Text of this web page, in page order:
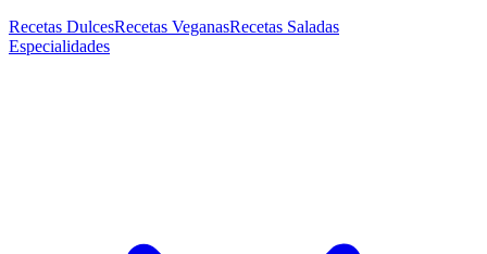
Recetas DulcesRecetas VeganasRecetas Saladas
Especialidades